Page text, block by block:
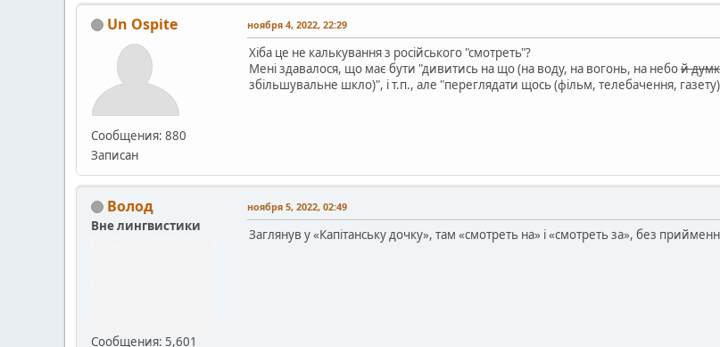
Un Ospite
Сообщения: 880
Записан
ноября 4, 2022, 22:29
Хіба це не калькування з російського "смотреть"?
Мені здавалося, що має бути "дивитись на що (на воду, на вогонь, на небой
збільшувальне шкло)", і т.п., але "переглядати щось (фільм, телебачення,
Волод
Вне лингвистики
Сообщения: 5,601
ноября 5, 2022, 02:49
Заглянув у «Капітанську дочку», там «смотреть на» і «смотреть за», без